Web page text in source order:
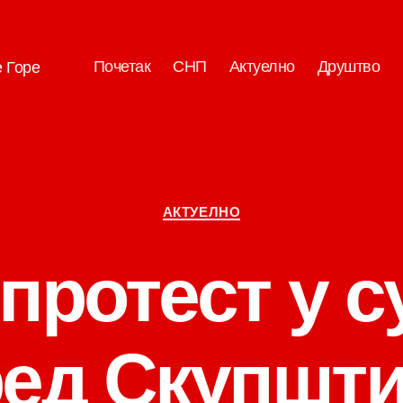
Горе Почетак СНП Актуелно Друштво
Категорије
АКТУЕЛНО
у